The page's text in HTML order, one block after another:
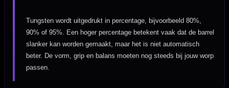
Tungsten wordt uitgedrukt in percentage, bijvoorbeeld 80%,
90% of 95%. Een hoger percentage betekent vaak dat de barrel
slanker kan worden gemaakt, maar het is niet automatisch
beter. De vorm, grip en balans moeten nog steeds bij jouw worp
passen.